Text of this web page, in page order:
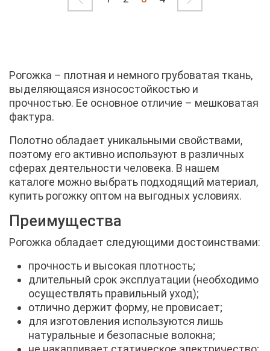
Рогожка – плотная и немного грубоватая ткань,
выделяющаяся износостойкостью и
прочностью. Ее основное отличие – мешковатая
фактура.
Полотно обладает уникальными свойствами,
поэтому его активно используют в различных
сферах деятельности человека. В нашем
каталоге можно выбрать подходящий материал,
купить рогожку оптом на выгодных условиях.
Преимущества
Рогожка обладает следующими достоинствами:
прочность и высокая плотность;
длительный срок эксплуатации (необходимо
осуществлять правильный уход);
отлично держит форму, не провисает;
для изготовления используются лишь
натуральные и безопасные волокна;